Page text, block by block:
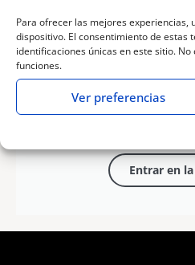
Para ofrecer las mejores
dispositivo. El consentimiento de
identificaciones únicas en este sitio.
funciones.
Ver preferencias
Entra en nuestra e-
todos nuestros
Entrar en